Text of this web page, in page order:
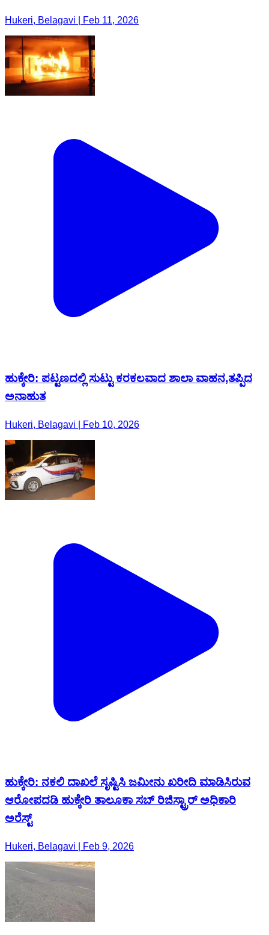
Hukeri, Belagavi | Feb 11, 2026
ಹುಕ್ಕೇರಿ: ಪಟ್ಟಣದಲ್ಲಿ ಸುಟ್ಟು ಕರಕಲವಾದ ಶಾಲಾ ವಾಹನ,ತಪ್ಪಿದ
ಅನಾಹುತ
Hukeri, Belagavi | Feb 10, 2026
ಹುಕ್ಕೇರಿ: ನಕಲಿ ದಾಖಲೆ ಸೃಷ್ಟಿಸಿ ಜಮೀನು ಖರೀದಿ ಮಾಡಿಸಿರುವ
ಆರೋಪದಡಿ ಹುಕ್ಕೇರಿ ತಾಲೂಕಾ ಸಬ್ ರಿಜಿಸ್ಟ್ರಾರ್ ಅಧಿಕಾರಿ
ಅರೆಸ್ಟ್
Hukeri, Belagavi | Feb 9, 2026